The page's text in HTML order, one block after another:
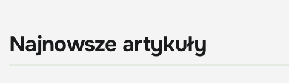
Najnowsze artykuły